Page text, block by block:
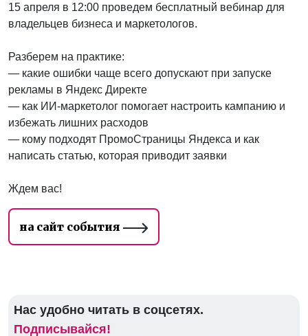
15 апреля в 12:00 проведем бесплатный вебинар для
владельцев бизнеса и маркетологов.
Разберем на практике:
— какие ошибки чаще всего допускают при запуске
рекламы в Яндекс Директе
— как ИИ-маркетолог помогает настроить кампанию и
избежать лишних расходов
— кому подходят ПромоСтраницы Яндекса и как
написать статью, которая приводит заявки
Ждем вас!
на сайт события
Нас удобно читать в соцсетях.
Подписывайся!